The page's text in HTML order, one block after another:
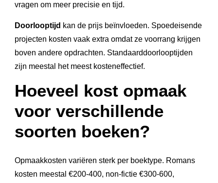
vragen om meer precisie en tijd.
Doorlooptijd kan de prijs beïnvloeden. Spoedeisende
projecten kosten vaak extra omdat ze voorrang krijgen
boven andere opdrachten. Standaarddoorlooptijden
zijn meestal het meest kosteneffectief.
Hoeveel kost opmaak
voor verschillende
soorten boeken?
Opmaakkosten variëren sterk per boektype. Romans
kosten meestal €200-400, non-fictie €300-600,